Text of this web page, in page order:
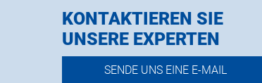
KONTAKTIEREN SIE
UNSERE EXPERTEN
SENDE UNS EINE E-MAIL